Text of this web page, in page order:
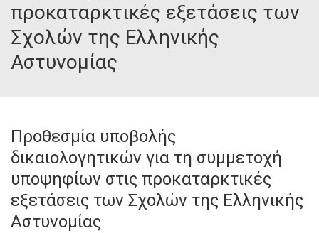
προκαταρκτικές εξετάσεις των
Σχολών της Ελληνικής
Αστυνομίας
Προθεσμία υποβολής
δικαιολογητικών για τη συμμετοχή
υποψηφίων στις προκαταρκτικές
εξετάσεις των Σχολών της Ελληνικής
Αστυνομίας